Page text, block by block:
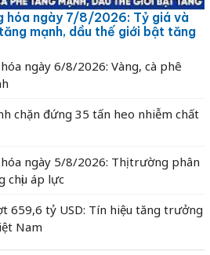
hóa ngày 7/8/2026: Tỷ giá và
mạnh, dầu thế giới bật tăng
ngày 6/8/2026: Vàng, cà phê
chặn đứng 35 tấn heo nhiễm chất
ngày 5/8/2026: Thị trường phân
chịu áp lực
659,6 tỷ USD: Tín hiệu tăng trưởng
Nam